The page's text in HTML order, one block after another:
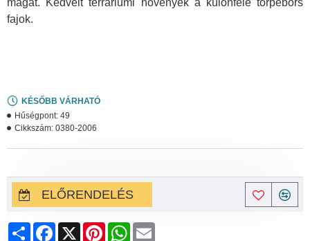
magát. Kedvelt terráriumi növények a különféle törpebors
fajok.
KÉSŐBB VÁRHATÓ
Hűségpont: 49
Cikkszám: 0380-2006
ELŐRENDELÉS
ShareFacebook
X PinterestWhatsApp